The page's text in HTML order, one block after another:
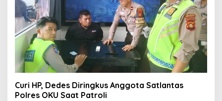
Curi HP, Dedes Diringkus Anggota Satlantas
Polres OKU Saat Patroli